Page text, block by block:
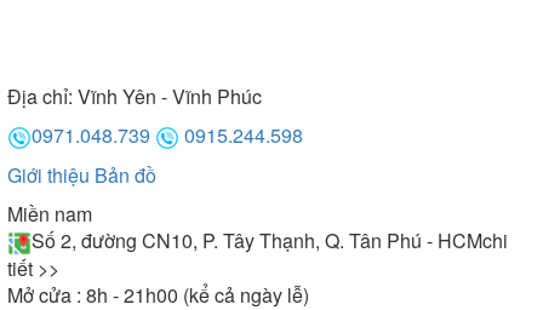
Địa chỉ: Vĩnh Yên - Vĩnh Phúc
0971.048.739
0915.244.598
Giới thiệu Bản đồ
Miền nam
Số 2, đường CN10, P. Tây Thạnh, Q. Tân Phú - HCMchi
tiết >>
Mở cửa : 8h - 21h00 (kể cả ngày lễ)